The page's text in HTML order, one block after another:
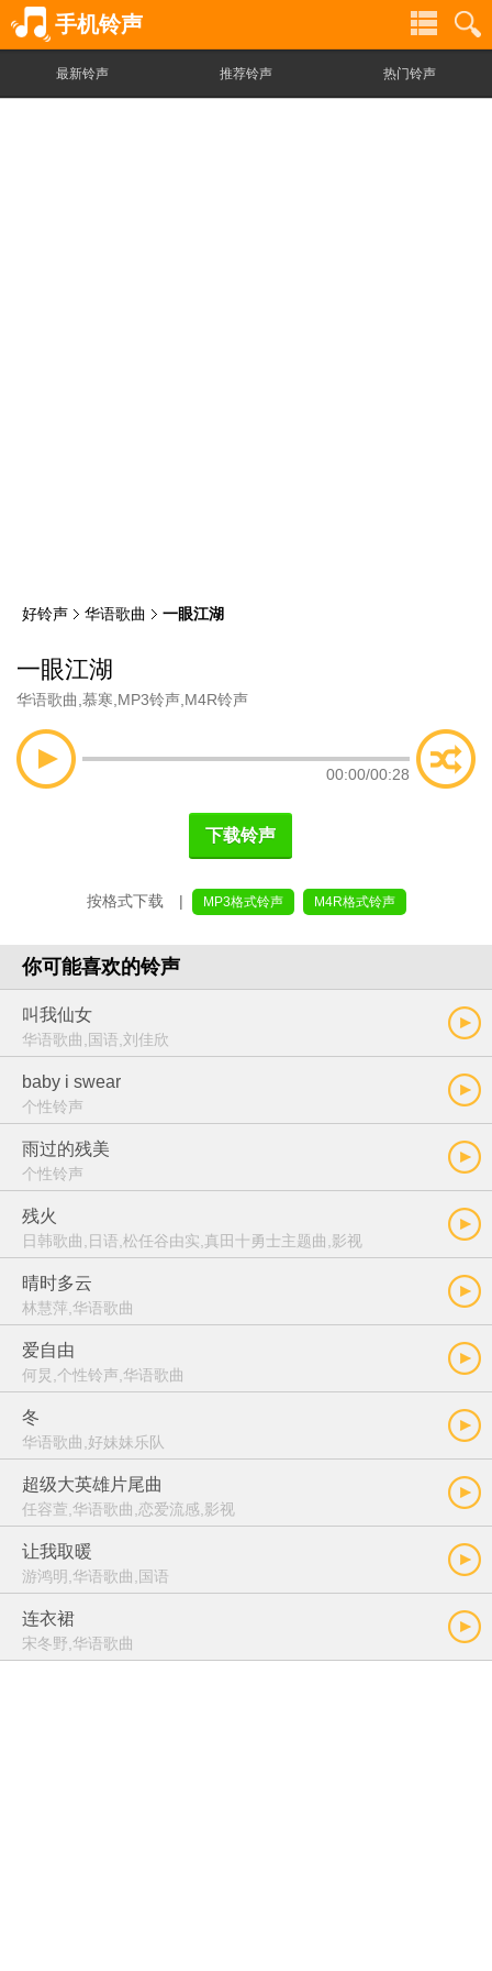
手机铃声
最新铃声 推荐铃声 热门铃声
好铃声 华语歌曲 一眼江湖
一眼江湖
华语歌曲 慕寒 MP3铃声 M4R铃声
00:00/00:28
下载铃声
按格式下载 | MP3格式铃声 M4R格式铃声
你可能喜欢的铃声
叫我仙女
华语歌曲,国语,刘佳欣
baby i swear
个性铃声
雨过的残美
个性铃声
残火
日韩歌曲,日语,松任谷由实,真田十勇士主题曲,影视
晴时多云
林慧萍,华语歌曲
爱自由
何炅,个性铃声,华语歌曲
冬
华语歌曲,好妹妹乐队
超级大英雄片尾曲
任容萱,华语歌曲,恋爱流感,影视
让我取暖
游鸿明,华语歌曲,国语
连衣裙
宋冬野,华语歌曲